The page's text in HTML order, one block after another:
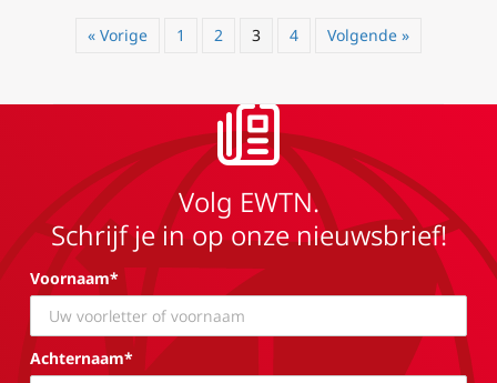
« Vorige 1 2 3 4 Volgende »
Volg EWTN.
Schrijf je in op onze nieuwsbrief!
Voornaam*
Achternaam*